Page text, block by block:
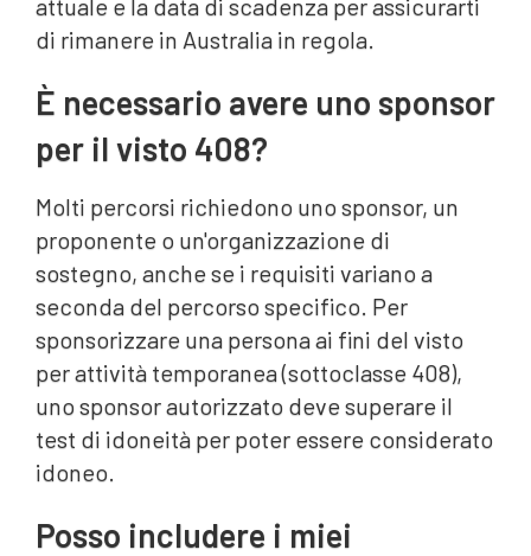
attuale e la data di scadenza per assicurarti
di rimanere in Australia in regola.
È necessario avere uno sponsor
per il visto 408?
Molti percorsi richiedono uno sponsor, un
proponente o un'organizzazione di
sostegno, anche se i requisiti variano a
seconda del percorso specifico. Per
sponsorizzare una persona ai fini del visto
per attività temporanea (sottoclasse 408),
uno sponsor autorizzato deve superare il
test di idoneità per poter essere considerato
idoneo.
Posso includere i miei